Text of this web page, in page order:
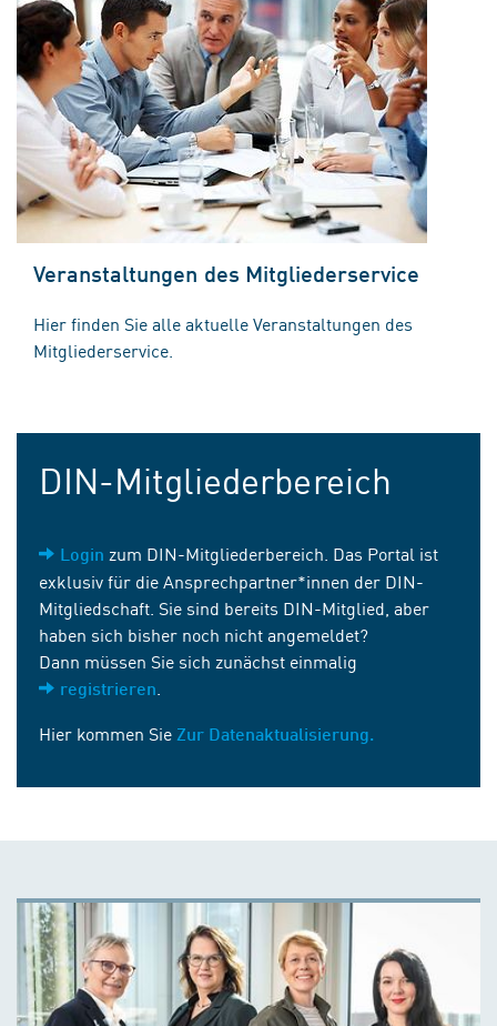
Veranstaltungen des Mitgliederservice
Hier finden Sie alle aktuelle Veranstaltungen des
Mitgliederservice.
DIN-Mitgliederbereich
Login zum DIN-Mitgliederbereich. Das Portal ist
exklusiv für die Ansprechpartner*innen der DIN-
Mitgliedschaft. Sie sind bereits DIN-Mitglied, aber
haben sich bisher noch nicht angemeldet?
Dann müssen Sie sich zunächst einmalig
registrieren
Hier kommen Sie Zur Datenaktualisierung.